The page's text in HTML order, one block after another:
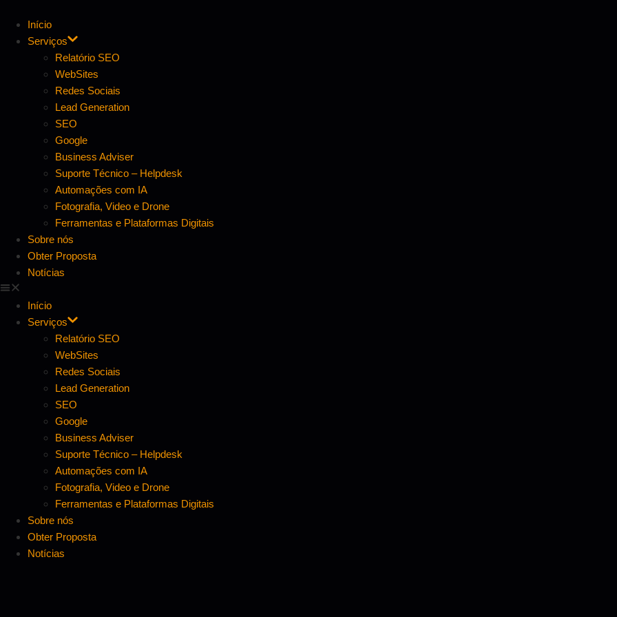
Início
Serviços
Relatório SEO
WebSites
Redes Sociais
Lead Generation
SEO
Google
Business Adviser
Suporte Técnico – Helpdesk
Automações com IA
Fotografia, Video e Drone
Ferramentas e Plataformas Digitais
Sobre nós
Obter Proposta
Notícias
Início
Serviços
Relatório SEO
WebSites
Redes Sociais
Lead Generation
SEO
Google
Business Adviser
Suporte Técnico – Helpdesk
Automações com IA
Fotografia, Video e Drone
Ferramentas e Plataformas Digitais
Sobre nós
Obter Proposta
Notícias